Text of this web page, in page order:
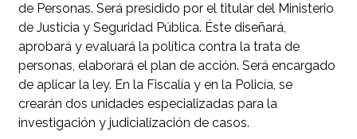
de Personas. Será presidido por el titular del Ministerio
de Justicia y Seguridad Pública. Éste diseñará,
aprobará y evaluará la política contra la trata de
personas, elaborará el plan de acción. Será encargado
de aplicar la ley. En la Fiscalía y en la Policía, se
crearán dos unidades especializadas para la
investigación y judicialización de casos.